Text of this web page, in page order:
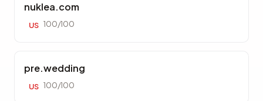
nuklea.com
US 100/100
pre.wedding
US 100/100